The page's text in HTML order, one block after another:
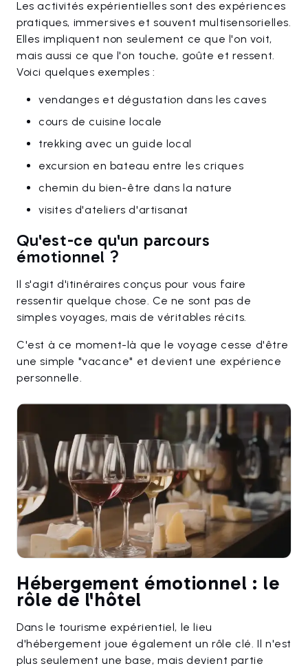
Les activités expérientielles sont des expériences
pratiques, immersives et souvent multisensorielles.
Elles impliquent non seulement ce que l'on voit,
mais aussi ce que l'on touche, goûte et ressent.
Voici quelques exemples :
vendanges et dégustation dans les caves
cours de cuisine locale
trekking avec un guide local
excursion en bateau entre les criques
chemin du bien-être dans la nature
visites d'ateliers d'artisanat
Qu'est-ce qu'un parcours
émotionnel ?
Il s'agit d'itinéraires conçus pour vous faire
ressentir quelque chose. Ce ne sont pas de
simples voyages, mais de véritables récits.
C'est à ce moment-là que le voyage cesse d'être
une simple "vacance" et devient une expérience
personnelle.
Hébergement émotionnel : le
rôle de l'hôtel
Dans le tourisme expérientiel, le lieu
d'hébergement joue également un rôle clé. Il n'est
plus seulement une base, mais devient partie